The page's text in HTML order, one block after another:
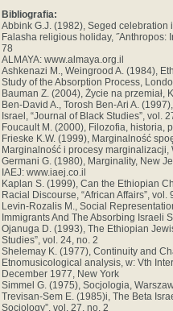
Bibliografia:
Abbink G.J. (1982), Seged
Falasha religious holiday,
78
ALMAYA: www.almaya.org.il
Ashkenazi M., Weingrood A. (1984),
Study of the Absorption Process,
Bauman Z. (2004), Życie na przemiał,
Ben-David A., Torosh Ben-Ari A.
Israel, “Journal of Black Studies”, vol.
Foucault M. (2000), Filozofia, historia,
Frieske K.W. (1999), Marginalność
Marginalność i procesy marginalizacji,
Germani G. (1980), Marginality, New
IAEJ: www.iaej.co.il
Kaplan S. (1999), Can the Ethiopian
Racial Discourse, “African Affairs”, vol.
Levin-Rozalis M., Social
Immigrants And The Absorbing Israeli
Ojanuga D. (1993), The Ethiopian
Studies”, vol. 24, no. 2
Shelemay K. (1977), Continuity and
Etnomusicological analysis, w: Vth
December 1977, New York
Simmel G. (1975), Socjologia,
Trevisan-Sem E. (1985)i, The Beta
Sociology”, vol. 27, no. 2